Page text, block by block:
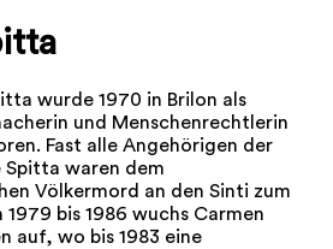
wurde 1970 in Brilon als
und Menschenrechtlerin
Fast alle Angehörigen der
Spitta waren dem
Völkermord an den Sinti zum
bis 1986 wuchs Carmen
auf, wo bis 1983 eine